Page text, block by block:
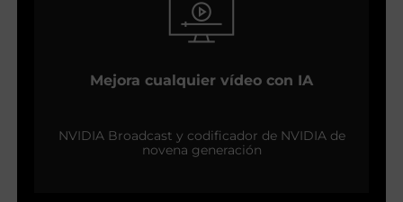
Mejora cualquier vídeo con IA
NVIDIA Broadcast y codificador de NVIDIA de
novena generación